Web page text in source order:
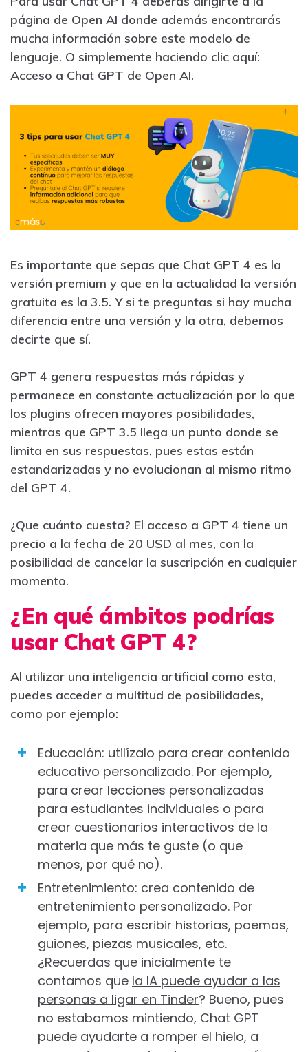
página de Open AI donde además encontrarás
mucha información sobre este modelo de
lenguaje. O simplemente haciendo clic aquí:
Acceso a Chat GPT de Open AI.
Es importante que sepas que Chat GPT 4 es la
versión premium y que en la actualidad la versión
gratuita es la 3.5. Y si te preguntas si hay mucha
diferencia entre una versión y la otra, debemos
decirte que sí.
GPT 4 genera respuestas más rápidas y
permanece en constante actualización por lo que
los plugins ofrecen mayores posibilidades,
mientras que GPT 3.5 llega un punto donde se
limita en sus respuestas, pues estas están
estandarizadas y no evolucionan al mismo ritmo
del GPT 4.
¿Que cuánto cuesta? El acceso a GPT 4 tiene un
precio a la fecha de 20 USD al mes, con la
posibilidad de cancelar la suscripción en cualquier
momento.
¿En qué ámbitos podrías
usar Chat GPT 4?
Al utilizar una inteligencia artificial como esta,
puedes acceder a multitud de posibilidades,
como por ejemplo:
Educación: utilízalo para crear contenido
educativo personalizado. Por ejemplo,
para crear lecciones personalizadas
para estudiantes individuales o para
crear cuestionarios interactivos de la
materia que más te guste (o que
menos, por qué no).
Entretenimiento: crea contenido de
entretenimiento personalizado. Por
ejemplo, para escribir historias, poemas,
guiones, piezas musicales, etc.
¿Recuerdas que inicialmente te
contamos que la IA puede ayudar a las
personas a ligar en Tinder? Bueno, pues
no estabamos mintiendo, Chat GPT
puede ayudarte a romper el hielo, a